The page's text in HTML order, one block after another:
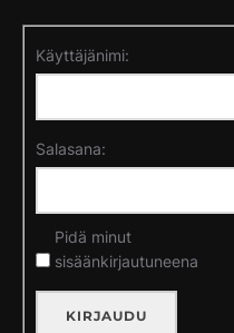
Käyttäjänimi:
Salasana:
Pidä minut
sisäänkirjautuneena
KIRJAUDU